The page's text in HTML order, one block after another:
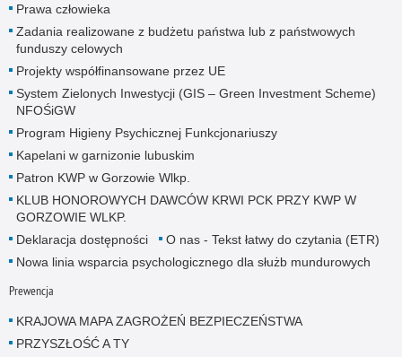
Prawa człowieka
Zadania realizowane z budżetu państwa lub z państwowych
funduszy celowych
Projekty współfinansowane przez UE
System Zielonych Inwestycji (GIS – Green Investment Scheme)
NFOŚiGW
Program Higieny Psychicznej Funkcjonariuszy
Kapelani w garnizonie lubuskim
Patron KWP w Gorzowie Wlkp.
KLUB HONOROWYCH DAWCÓW KRWI PCK PRZY KWP W
GORZOWIE WLKP.
Deklaracja dostępności
O nas - Tekst łatwy do czytania (ETR)
Nowa linia wsparcia psychologicznego dla służb mundurowych
Prewencja
KRAJOWA MAPA ZAGROŻEŃ BEZPIECZEŃSTWA
PRZYSZŁOŚĆ A TY